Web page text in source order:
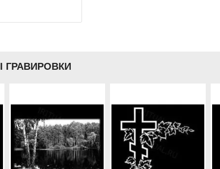
ГРАВИРОВКИ